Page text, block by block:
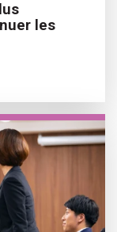
les